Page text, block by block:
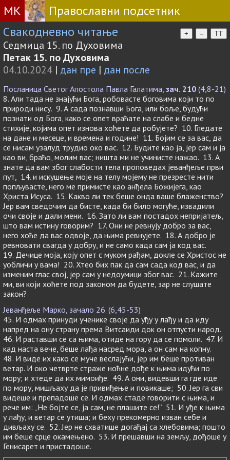
МК
Православни подсетник
Свакодневно читање
+ – TT
Седмица 15. по Духовима
Петак 15. по Духовима
04.10.2024 | дан пре | дан после
Посланица Светог Апостола Павла Галатима, зач. 210 (4,8-21)
8. Али тада не знајући Бога, робовасте боговима који то по
природи нису. 9. А сада познавши Бога, или боље, будући
познати од Бога, како се опет враћате на слабе и бедне
стихије, којима опет изнова хоћете да робујете? 10. Гледате
на дане и месеце, и времена и године! 11. Бојим се за вас, да
се нисам узалуд трудио око вас. 12. Будите као ја, јер сам и ја
као ви, браћо, молим вас; ништа ми не учинисте нажао. 13. А
знате да вам због слабости тела проповедах јеванђеље први
пут, 14. и искушење моје на телу мојему не презресте нити
попљувасте, него ме примисте као анђела Божијега, као
Христа Исуса. 15. Какво ли тек беше онда ваше блаженство?
Јер вам сведочим да бисте, када би било могуће, извадили
очи своје и дали мени. 16. Зато ли вам постадох непријатељ,
што вам истину говорим? 17. Они не ревнују добро за вас,
него хоће да вас одвоје, да њима ревнујете. 18. А добро је
ревновати свагда у добру, и не само када сам ја код вас.
19. Дечице моја, коју опет с муком рађам, докле се Христос не
уобличи у вама! 20. Хтео бих пак да сам сада код вас, и да
изменим глас свој, јер сам у недоумици због вас. 21. Кажите
ми, ви који хоћете под законом да будете, зар не слушате
закон?
Јеванђеље Марко, зачало 26. (6,45-53)
45. И одмах принуди ученике своје да уђу у лађу и да иду
напред на ону страну према Витсаиди док он отпусти народ.
46. И раставши се са њима, отиде на гору да се помоли. 47. И
кад наста вече, беше лађа насред мора, а он сам на копну.
48. И виде их како се муче веслајући, јер им беше противан
ветар. И око четврте страже ноћне дође к њима идући по
мору; и хтеде да их мимоиђе. 49. А они, видевши га где иде
по мору, мишљаху да је привиђење и повикаше; 50. Јер га сви
видеше и препадоше се. И одмах стаде говорити с њима, и
рече им: „Не бојте се, ја сам, не плашите се!” 51. И уђе к њима
у лађу, и ветар се утиша; и беху прекомерно изван себе и
дивљаху се. 52. Јер не схватише догађај са хлебовима; пошто
им беше срце окамењено. 53. И прешавши на земљу, дођоше у
Генисарет и пристадоше.